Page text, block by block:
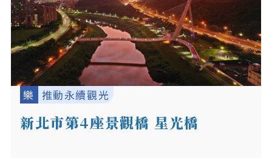
樂 推動永續觀光
新北市第4座景觀橋 星光橋